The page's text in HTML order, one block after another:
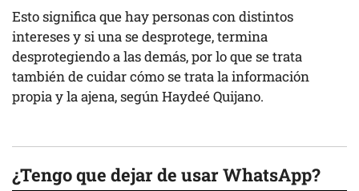
Esto significa que hay personas con distintos
intereses y si una se desprotege, termina
desprotegiendo a las demás, por lo que se trata
también de cuidar cómo se trata la información
propia y la ajena, según Haydeé Quijano.
¿Tengo que dejar de usar WhatsApp?